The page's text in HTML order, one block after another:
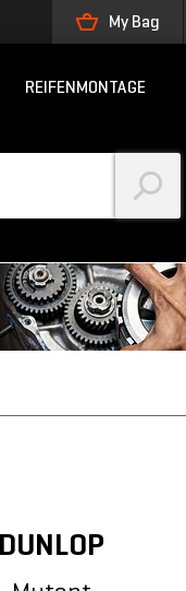
My Bag
REIFENMONTAGE
DUNLOP